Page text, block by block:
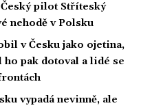
pilot Stříteský
nehodě v Polsku
v Česku jako ojetina,
pak dotoval a lidé se
vypadá nevinně, ale